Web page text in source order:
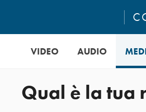
VIDEO AUDIO
Qual è la tua